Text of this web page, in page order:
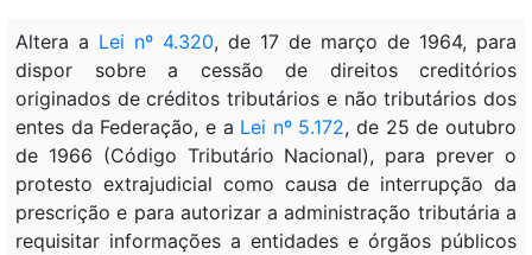
Altera a Lei nº 4.320, de 17 de março de 1964, para
dispor sobre a cessão de direitos creditórios
originados de créditos tributários e não tributários dos
entes da Federação, e a Lei nº 5.172, de 25 de outubro
de 1966 (Código Tributário Nacional), para prever o
protesto extrajudicial como causa de interrupção da
prescrição e para autorizar a administração tributária a
requisitar informações a entidades e órgãos públicos